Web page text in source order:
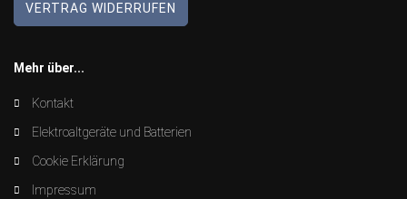
VERTRAG WIDERRUFEN
Mehr über...
Kontakt
Elektroaltgeräte und Batterien
Cookie Erklärung
Impressum